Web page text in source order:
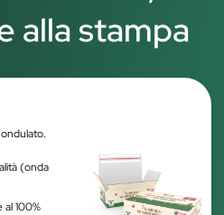
alla stampa
(onda
al 100%